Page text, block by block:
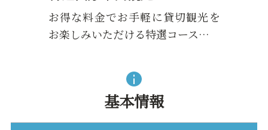
お得な料金でお手軽に貸切観光を
お楽しみいただける特選コース…
基本情報